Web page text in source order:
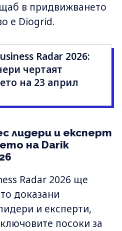
в придвижването
е Diogrid.
Radar 2026:
чертаят
на 23 април
лидери и експерт
на Darik
Radar 2026 ще
доказани
и експерти,
посоки за